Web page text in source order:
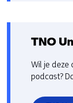
k
u
deze
website
worden
toegestaan
of
geweigerd.
TNO
Wil je deze
podcast?